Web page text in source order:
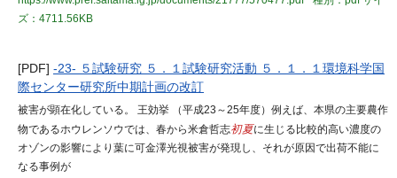
ズ：4711.56KB
[PDF] -23- ５試験研究 ５．１試験研究活動 ５．１．１環境科学国
際センター研究所中期計画の改訂
被害が顕在化している。 王効挙 （平成23～25年度）例えば、本県の主要農作
物であるホウレンソウでは、春から米倉哲志初夏に生じる比較的高い濃度の
オゾンの影響により葉に可金澤光視被害が発現し、それが原因で出荷不能に
なる事例が